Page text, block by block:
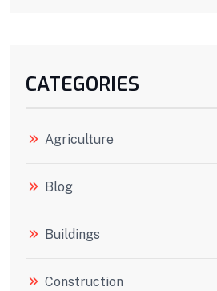
CATEGORIES
Agriculture
Blog
Buildings
Construction